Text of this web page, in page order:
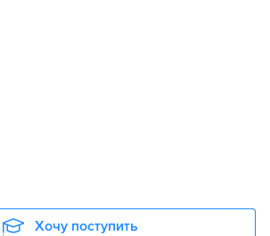
Хочу поступить